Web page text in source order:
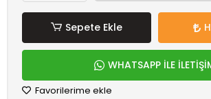
Sepete Ekle
WHATSAPP İLE
Favorilerime ekle